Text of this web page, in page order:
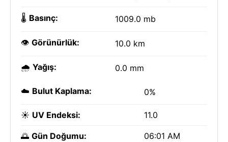
🌡️ Basınç: 1009.0 mb
👁️ Görünürlük: 10.0 km
🌧️ Yağış: 0.0 mm
☁️ Bulut Kaplama: 0%
☀️ UV Endeksi: 11.0
🌅 Gün Doğumu: 06:01 AM